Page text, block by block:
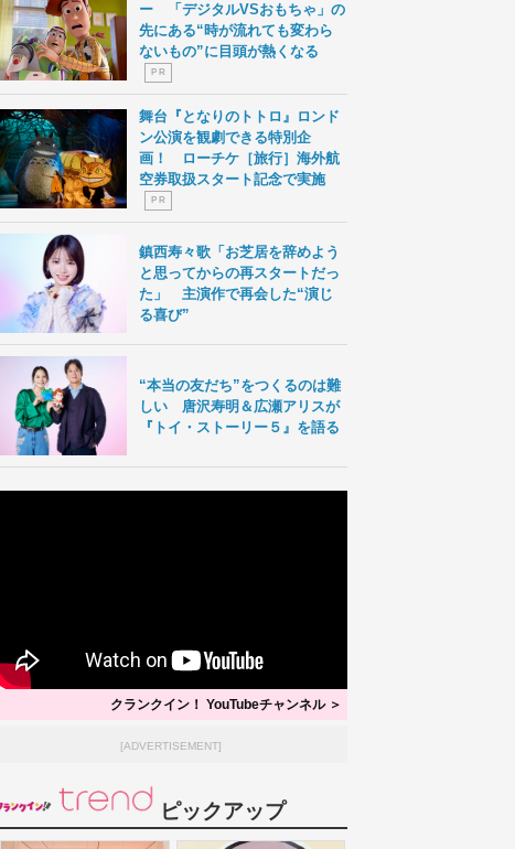
ー 「デジタルVSおもちゃ」の
先にある“時が流れても変わら
ないもの”に目頭が熱くなる
P R
舞台『となりのトトロ』ロンド
ン公演を観劇できる特別企
画！ ローチケ［旅行］海外航
空券取扱スタート記念で実施
P R
鎮西寿々歌「お芝居を辞めよう
と思ってからの再スタートだっ
た」 主演作で再会した“演じ
る喜び”
“本当の友だち”をつくるのは難
しい 唐沢寿明＆広瀬アリスが
『トイ・ストーリー５』を語る
クランクイン！ YouTubeチャンネル ＞
[ADVERTISEMENT]
ピックアップ